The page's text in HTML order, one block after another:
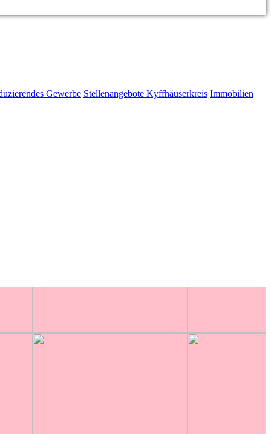
Gewerbe Stellenangebote Kyffhäuserkreis Immobilien